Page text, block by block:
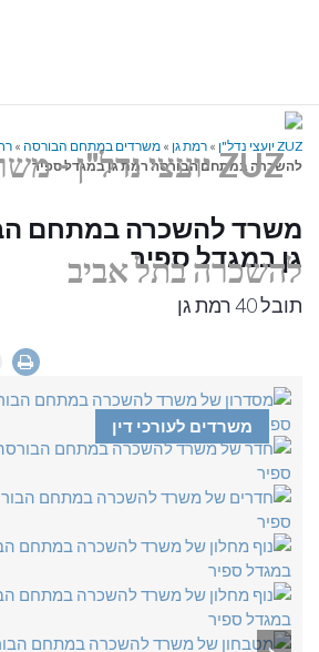
ZUZ יועצי נדל"ן » רמת גן » משרדים במתחם הבורסה »
להשכרה במתחם הבורסה רמת גן במגדל ספיר
משרד להשכרה במתחם
גן במגדל ספיר
תובל 40 רמת גן
משרדים לעורכי דין